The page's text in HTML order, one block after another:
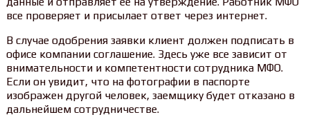
все проверяет и присылает ответ через интернет.
В случае одобрения заявки клиент должен подписать в
офисе компании соглашение. Здесь уже все зависит от
внимательности и компетентности сотрудника МФО.
Если он увидит, что на фотографии в паспорте
изображен другой человек, заемщику будет отказано в
дальнейшем сотрудничестве.